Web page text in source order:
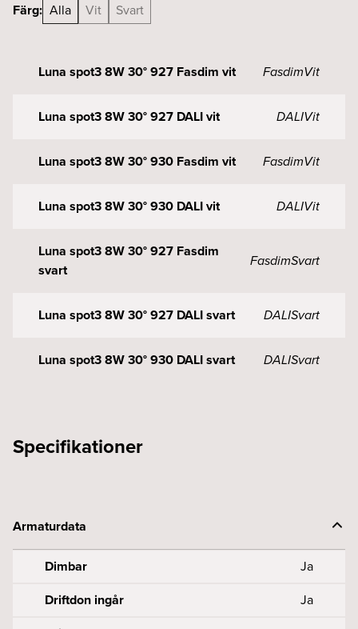
Färg: Alla Vit Svart
Luna spot3 8W 30° 927 Fasdim vit FasdimVit
Luna spot3 8W 30° 927 DALI vit DALIVit
Luna spot3 8W 30° 930 Fasdim vit FasdimVit
Luna spot3 8W 30° 930 DALI vit DALIVit
Luna spot3 8W 30° 927 Fasdim
svart
FasdimSvart
Luna spot3 8W 30° 927 DALI svart DALISvart
Luna spot3 8W 30° 930 DALI svart DALISvart
Specifikationer
Armaturdata
Dimbar
Ja
Driftdon ingår
Ja